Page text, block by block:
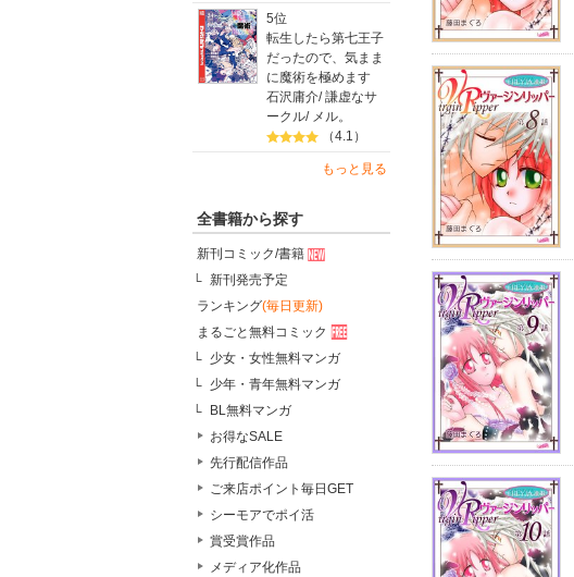
5位
転生したら第七王子
だったので、気まま
に魔術を極めます
石沢庸介/謙虚なサ
ークル/ メル。
（4.1）
もっと見る
全書籍から探す
新刊コミック/書籍
新刊発売予定
ランキング(毎日更新)
まるごと無料コミック
少女・女性無料マンガ
少年・青年無料マンガ
BL無料マンガ
お得なSALE
先行配信作品
ご来店ポイント毎日GET
シーモアでポイ活
賞受賞作品
メディア化作品